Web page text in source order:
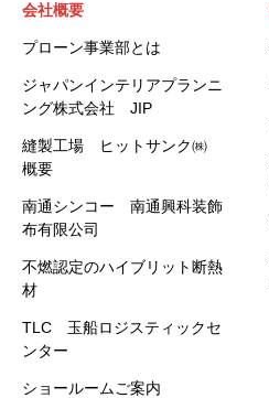
会社概要
プローン事業部とは
ジャパンインテリアプランニ
ング株式会社 JIP
縫製工場 ヒットサンク㈱
概要
南通シンコー 南通興科装飾
布有限公司
不燃認定のハイブリット断熱
材
TLC 玉船ロジスティックセ
ンター
ショールームご案内